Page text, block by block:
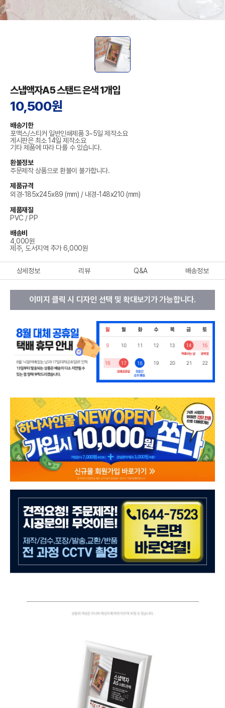
스냅액자A5 스탠드 은색 1개입
10,500원
배송기한
포맥스/스티커 일반인쇄제품 3~5일 제작소요
게시판은 최소 14일 제작소요
기타 제품에 따라 다를 수 있습니다.
환불정보
주문제작 상품으로 환불이 불가합니다.
제품규격
외경-185x245x89 (mm) / 내경-148x210 (mm)
제품재질
PVC / PP
배송비
4,000원
제주, 도서지역 추가 6,000원
상세정보 리뷰 Q&A 배송정보
이미지 클릭 시 디자인 선택 및 확대보기가 가능합니다.